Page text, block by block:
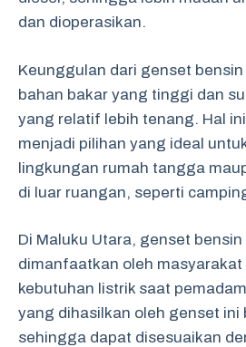
dan dioperasikan.
Keunggulan dari genset
bahan bakar yang tinggi dan
yang relatif lebih tenang. Hal
menjadi pilihan yang ideal
lingkungan rumah tangga
di luar ruangan, seperti
Di Maluku Utara, genset bensin
dimanfaatkan oleh masyarakat
kebutuhan listrik saat
yang dihasilkan oleh genset ini
sehingga dapat disesuaikan